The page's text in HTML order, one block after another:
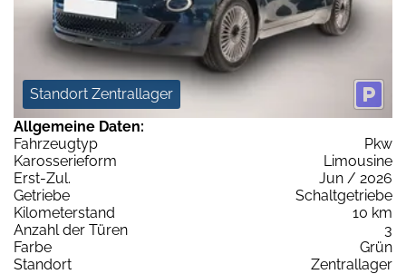
Standort Zentrallager
Allgemeine Daten:
Fahrzeugtyp
Pkw
Karosserieform
Limousine
Erst-Zul.
Jun / 2026
Getriebe
Schaltgetriebe
Kilometerstand
10 km
Anzahl der Türen
3
Farbe
Grün
Standort
Zentrallager